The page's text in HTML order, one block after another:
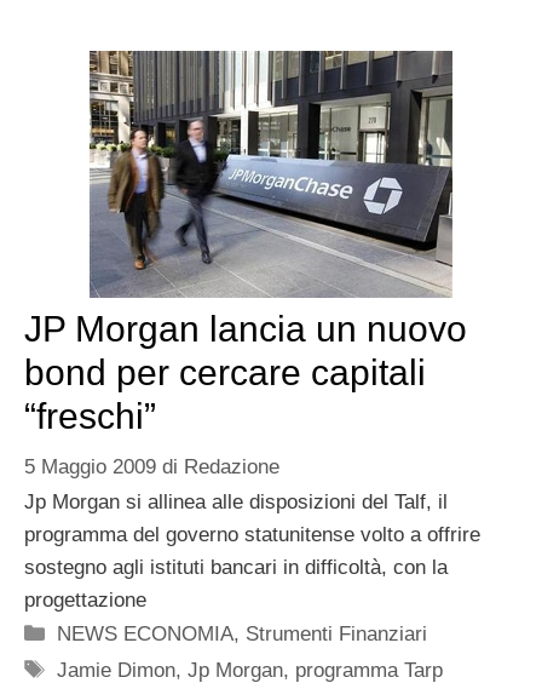
JP Morgan lancia un nuovo
bond per cercare capitali
“freschi”
5 Maggio 2009 di Redazione
Jp Morgan si allinea alle disposizioni del Talf, il
programma del governo statunitense volto a offrire
sostegno agli istituti bancari in difficoltà, con la
progettazione
Categorie
NEWS ECONOMIA, Strumenti Finanziari
Tag
Jamie Dimon,Jp Morgan, programma Tarp